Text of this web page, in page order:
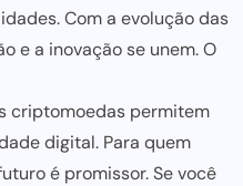
Com a evolução das
e a inovação se unem. O
criptomoedas permitem
digital. Para quem
é promissor. Se você